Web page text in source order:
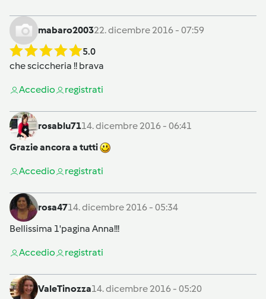
mabaro200322. dicembre 2016 - 07:59
5.0
che sciccheria !! brava
Accedio registrati
rosablu7114. dicembre 2016 - 06:41
Grazie ancora a tutti
Accedio registrati
rosa4714. dicembre 2016 - 05:34
Bellissima 1'pagina Anna!!!
Accedio registrati
ValeTinozza14. dicembre 2016 - 05:20